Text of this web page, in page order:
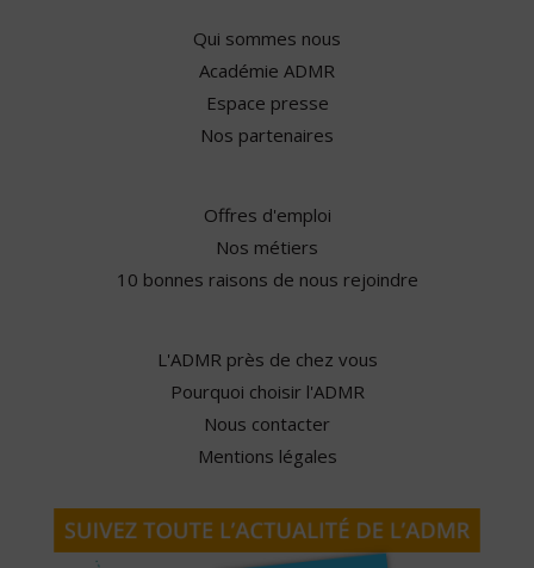
Qui sommes nous
Académie ADMR
Espace presse
Nos partenaires
Offres d'emploi
Nos métiers
10 bonnes raisons de nous rejoindre
L'ADMR près de chez vous
Pourquoi choisir l'ADMR
Nous contacter
Mentions légales